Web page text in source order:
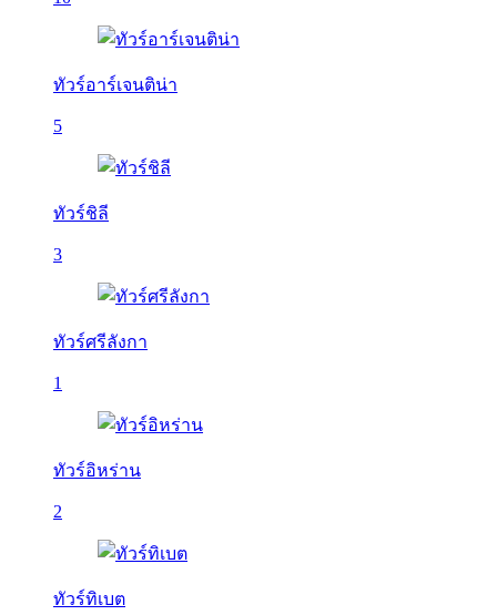
ทัวร์อาร์เจนติน่า
5
ทัวร์ชิลี
3
ทัวร์ศรีลังกา
1
ทัวร์อิหร่าน
2
ทัวร์ทิเบต